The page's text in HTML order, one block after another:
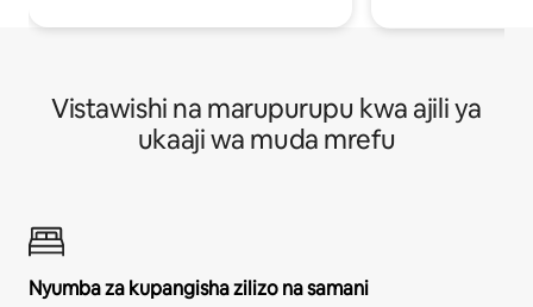
Vistawishi na marupurupu kwa ajili ya
ukaaji wa muda mrefu
Nyumba za kupangisha zilizo na samani